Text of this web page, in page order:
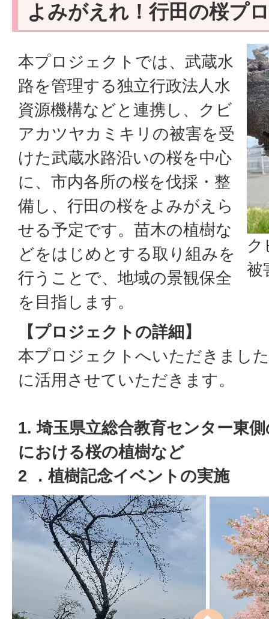
よみがえれ！行田の桜プ
ク
被
本プロジェクトでは、武蔵水
路を管理する独立行政法人水
資源機構などと連携し、クビ
アカツヤカミキリの被害を受
けた武蔵水路沿いの桜を中心
に、市内各所の桜を伐採・整
備し、行田の桜をよみがえら
せる予定です。苗木の植樹な
どをはじめとする取り組みを
行うことで、地域の景観保全
を目指します。
【プロジェクトの詳細】
本プロジェクトへいただきまし
に活用させていただきます。
1. 埼玉県立総合教育センター東
における桜の植樹など
2 ．植樹記念イベントの実施